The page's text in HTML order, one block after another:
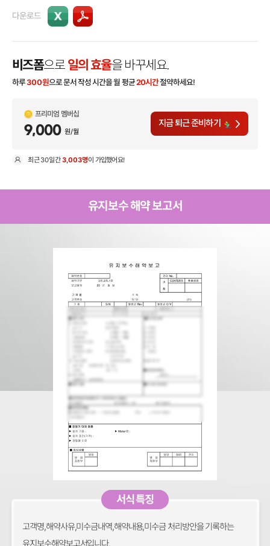
다운로드
비즈폼으로 일의 효율을 바꾸세요.
하루300원으로 문서 작성 시간을 월 평균20시간절약하세요!
프리미엄 멤버십
9,000 원/월
지금 퇴근 준비하기
최근30일간3,003명이 가입했어요!
유지보수 해약 보고서
서식 특징
고객명,해약사유,미수금내역,해약내용,미수금 처리방안을 기록하는
유지보수해약보고서입니다.